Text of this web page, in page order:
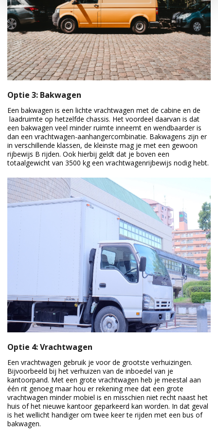
Optie 3: Bakwagen
Een bakwagen is een lichte vrachtwagen met de cabine en de
laadruimte op hetzelfde chassis. Het voordeel daarvan is dat
een bakwagen veel minder ruimte inneemt en wendbaarder is
dan een vrachtwagen-aanhangercombinatie. Bakwagens zijn er
in verschillende klassen, de kleinste mag je met een gewoon
rijbewijs B rijden. Ook hierbij geldt dat je boven een
totaalgewicht van 3500 kg een vrachtwagenrijbewijs nodig hebt.
Optie 4: Vrachtwagen
Een vrachtwagen gebruik je voor de grootste verhuizingen.
Bijvoorbeeld bij het verhuizen van de inboedel van je
kantoorpand. Met een grote vrachtwagen heb je meestal aan
één rit genoeg maar hou er rekening mee dat een grote
vrachtwagen minder mobiel is en misschien niet recht naast het
huis of het nieuwe kantoor geparkeerd kan worden. In dat geval
is het wellicht handiger om twee keer te rijden met een bus of
bakwagen.